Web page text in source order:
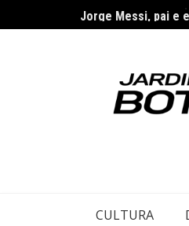
para
Jorge Messi, pai e
CULTURA